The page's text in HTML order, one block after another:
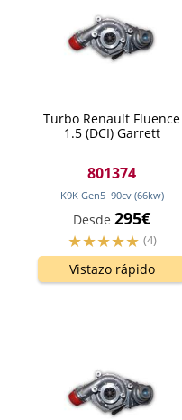
Turbo Renault Fluence
1.5 (DCI) Garrett
801374
K9K Gen5 90cv (66kw)
Desde 295€
(4)
Vistazo rápido